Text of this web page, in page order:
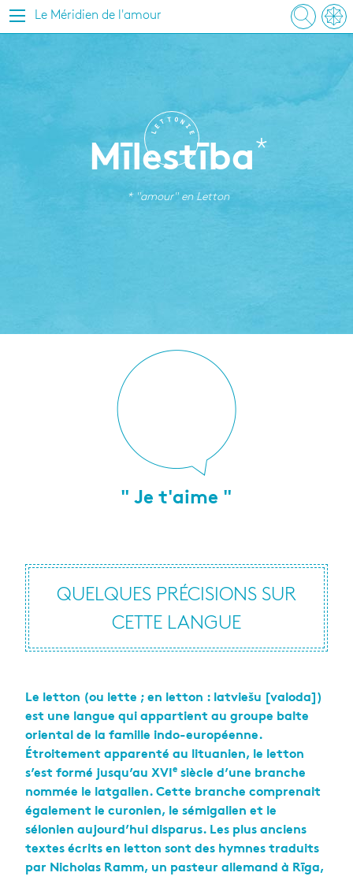
Le Méridien de l'amour
Mīlestība
L
E
T T O N
I
E
* "amour" en Letton
" Je t'aime "
QUELQUES PRÉCISIONS SUR
CETTE LANGUE
Le letton (ou lette ; en letton : latviešu [valoda])
est une langue qui appartient au groupe balte
oriental de la famille indo-européenne.
Étroitement apparenté au lituanien, le letton
s’est formé jusqu’au XVI e siècle d’une branche
nommée le latgalien. Cette branche comprenait
également le curonien, le sémigalien et le
sélonien aujourd’hui disparus. Les plus anciens
textes écrits en letton sont des hymnes traduits
par Nicholas Ramm, un pasteur allemand à Rīga,